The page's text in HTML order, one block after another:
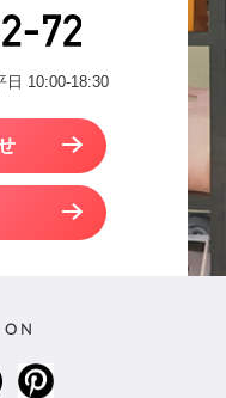
日 10:00-18:30